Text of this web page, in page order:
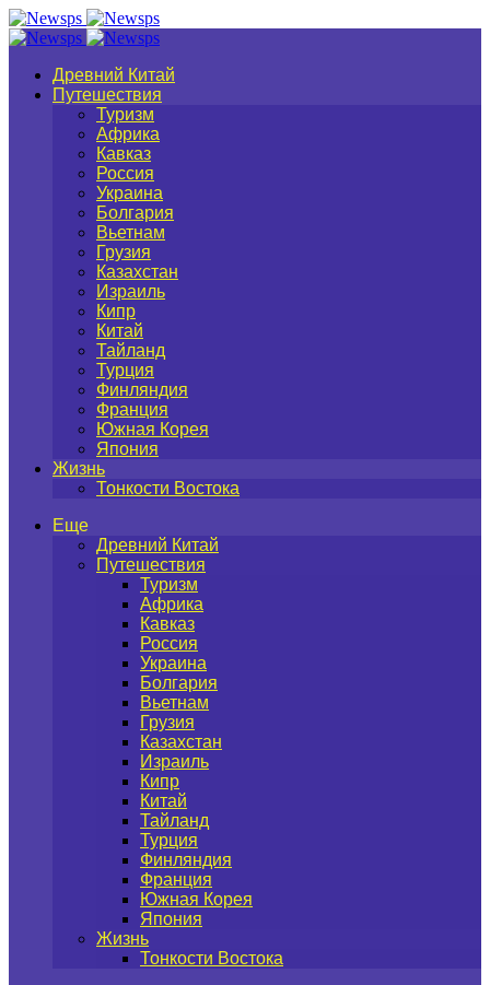
Древний Китай
Путешествия
Туризм
Африка
Кавказ
Россия
Украина
Болгария
Вьетнам
Грузия
Казахстан
Израиль
Кипр
Китай
Тайланд
Турция
Финляндия
Франция
Южная Корея
Япония
Жизнь
Тонкости Востока
Еще
Древний Китай
Путешествия
Туризм
Африка
Кавказ
Россия
Украина
Болгария
Вьетнам
Грузия
Казахстан
Израиль
Кипр
Китай
Тайланд
Турция
Финляндия
Франция
Южная Корея
Япония
Жизнь
Тонкости Востока